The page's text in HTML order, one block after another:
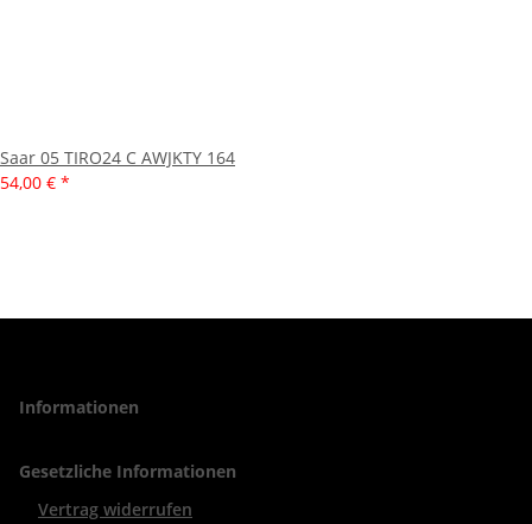
Saar 05 TIRO24 C AWJKTY 164
54,00 € *
Informationen
Gesetzliche Informationen
Vertrag widerrufen